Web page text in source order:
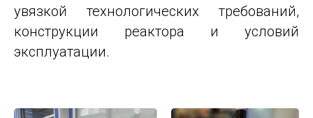
увязкой технологических требований,
конструкции реактора и условий
эксплуатации.